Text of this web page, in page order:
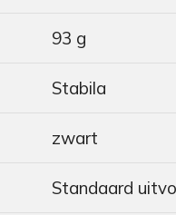
93 g
Stabila
zwart
Standaard